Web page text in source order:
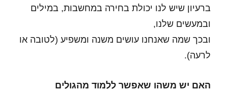
ברעיון שיש לנו יכולת בחירה במחשבות, במילים
ובמעשים שלנו,
ובכך שמה שאנחנו עושים משנה ומשפיע (לטובה או
לרעה).
האם יש משהו שאפשר ללמוד מהגולים